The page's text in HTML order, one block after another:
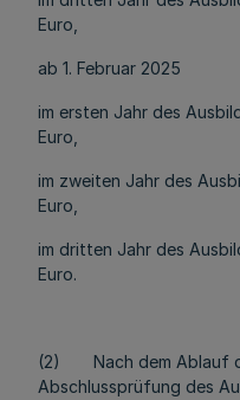
Euro,
ab 1. Februar 2025
im ersten Jahr des
Euro,
im zweiten Jahr des
Euro,
im dritten Jahr des
Euro.
(2) Nach dem Ablauf
Abschlussprüfung des